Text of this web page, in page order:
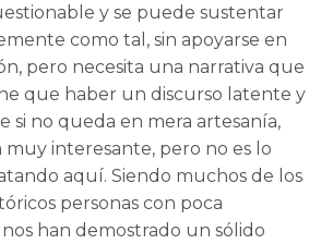
y se puede sustentar
como tal, sin apoyarse en
pero necesita una narrativa que
que haber un discurso latente y
si no queda en mera artesanía,
interesante, pero no es lo
aquí. Siendo muchos de los
personas con poca
han demostrado un sólido